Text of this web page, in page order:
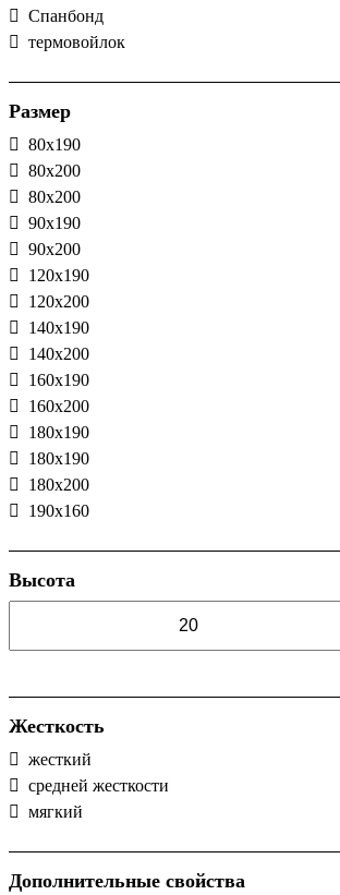
Спанбонд
термовойлок
Размер
80х190
80х200
80х200
90x190
90х200
120х190
120х200
140х190
140х200
160х190
160х200
180x190
180х190
180х200
190х160
Высота
Жесткость
жесткий
средней жесткости
мягкий
Дополнительные свойства